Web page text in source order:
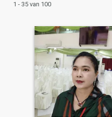
1 - 35 van 100